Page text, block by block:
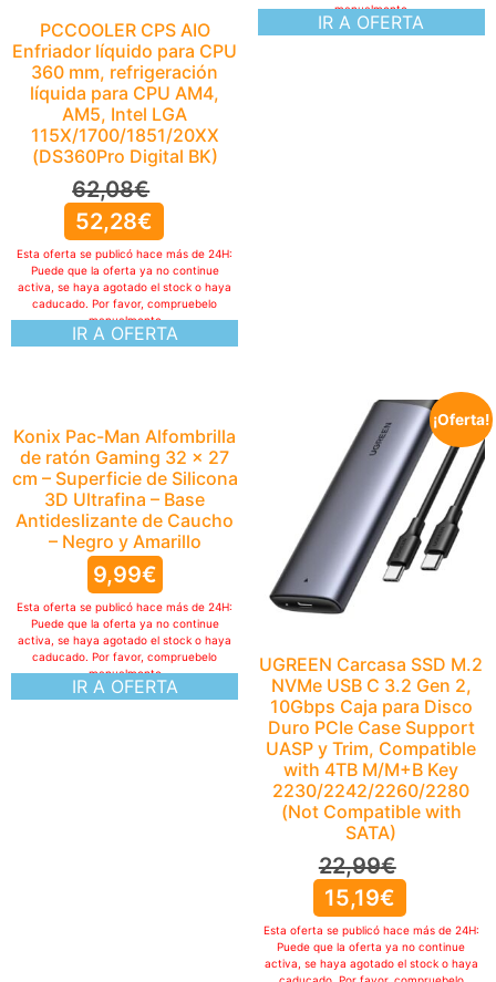
PCCOOLER CPS AIO
Enfriador líquido para CPU
360 mm, refrigeración
líquida para CPU AM4,
AM5, Intel LGA
115X/1700/1851/20XX
(DS360Pro Digital BK)
62,08€
52,28€
IR A OFERTA
Esta oferta se publicó hace más de 24H:
Puede que la oferta ya no continue
activa, se haya agotado el stock o haya
caducado. Por favor, compruebelo
manualmente
IR A OFERTA
manualmente
Konix Pac-Man Alfombrilla
de ratón Gaming 32 x 27
cm – Superficie de Silicona
3D Ultrafina – Base
Antideslizante de Caucho
– Negro y Amarillo
9,99€
IR A OFERTA
Esta oferta se publicó hace más de 24H:
Puede que la oferta ya no continue
activa, se haya agotado el stock o haya
caducado. Por favor, compruebelo
manualmente
¡Oferta!
UGREEN Carcasa SSD M.2
NVMe USB C 3.2 Gen 2,
10Gbps Caja para Disco
Duro PCIe Case Support
UASP y Trim, Compatible
with 4TB M/M+B Key
2230/2242/2260/2280
(Not Compatible with
SATA)
22,99€
15,19€
Esta oferta se publicó hace más de 24H:
Puede que la oferta ya no continue
activa, se haya agotado el stock o haya